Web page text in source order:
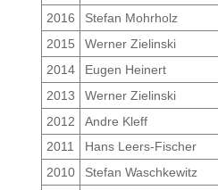
2016
Stefan Mohrholz
2015
Werner Zielinski
2014
Eugen Heinert
2013
Werner Zielinski
2012
Andre Kleff
2011
Hans Leers-Fischer
2010
Stefan Waschkewitz